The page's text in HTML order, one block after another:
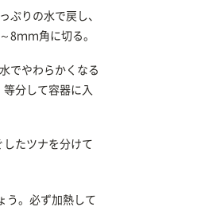
ぷりの水で戻し、
8ｍｍ角に切る。
でやわらかくなる
分して容器に入
したツナを分けて
う。必ず加熱して